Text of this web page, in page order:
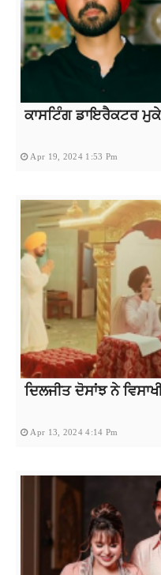
ਕਾਸਟਿੰਗ ਡਾਇਰੈਕਟਰ
Apr 19, 2024 1:53 Pm
ਦਿਲਜੀਤ ਦੋਸਾਂਝ ਨੇ
Apr 13, 2024 4:14 Pm